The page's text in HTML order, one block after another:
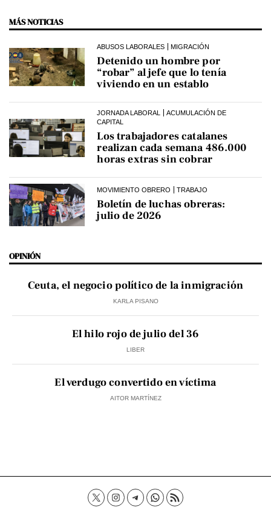
MÁS NOTICIAS
ABUSOS LABORALES MIGRACIÓN
Detenido un hombre por
“robar” al jefe que lo tenía
viviendo en un establo
JORNADA LABORAL
ACUMULACIÓN DE
CAPITAL
Los trabajadores catalanes
realizan cada semana 486.000
horas extras sin cobrar
MOVIMIENTO OBRERO TRABAJO
Boletín de luchas obreras:
julio de 2026
OPINIÓN
Ceuta, el negocio político de la inmigración
KARLA PISANO
El hilo rojo de julio del 36
LIBER
El verdugo convertido en víctima
AITOR MARTÍNEZ